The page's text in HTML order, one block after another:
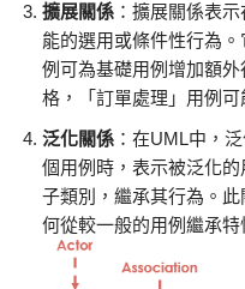
擴展關係 ：擴展關係表
能的選用或條件性行為
例可為基礎用例增加額
格，「訂單處理」用例
泛化關係 ：在UML中，
個用例時，表示被泛化
子類別，繼承其行為。
何從較一般的用例繼承特